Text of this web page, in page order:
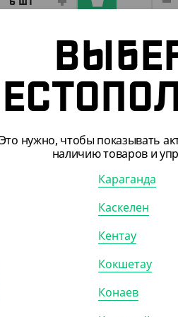
АРТ.
Это нужно, чтобы показывать
наличию товаров и
Караганда
Каскелен
Кентау
Кокшетау
Конаев